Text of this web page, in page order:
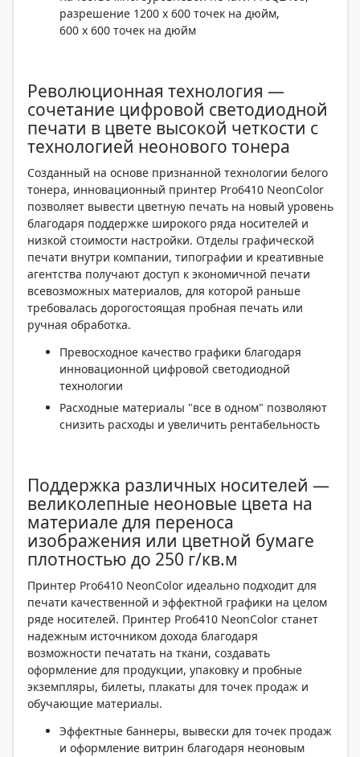
разрешение 1200 x 600 точек на дюйм,
600 x 600 точек на дюйм
Революционная технология —
сочетание цифровой светодиодной
печати в цвете высокой четкости с
технологией неонового тонера
Созданный на основе признанной технологии белого
тонера, инновационный принтер Pro6410 NeonColor
позволяет вывести цветную печать на новый уровень
благодаря поддержке широкого ряда носителей и
низкой стоимости настройки. Отделы графической
печати внутри компании, типографии и креативные
агентства получают доступ к экономичной печати
всевозможных материалов, для которой раньше
требовалась дорогостоящая пробная печать или
ручная обработка.
Превосходное качество графики благодаря
инновационной цифровой светодиодной
технологии
Расходные материалы "все в одном" позволяют
снизить расходы и увеличить рентабельность
Поддержка различных носителей —
великолепные неоновые цвета на
материале для переноса
изображения или цветной бумаге
плотностью до 250 г/кв.м
Принтер Pro6410 NeonColor идеально подходит для
печати качественной и эффектной графики на целом
ряде носителей. Принтер Pro6410 NeonColor станет
надежным источником дохода благодаря
возможности печатать на ткани, создавать
оформление для продукции, упаковку и пробные
экземпляры, билеты, плакаты для точек продаж и
обучающие материалы.
Эффектные баннеры, вывески для точек продаж
и оформление витрин благодаря неоновым